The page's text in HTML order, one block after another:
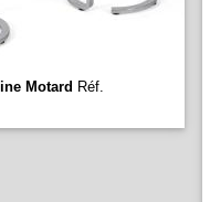
Motard Réf.